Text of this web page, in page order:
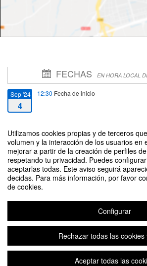
Utilizamos cookies propias y de terceros
volumen y la interacción de los usuarios en
mejorar a partir de la creación de perfiles
respetando tu privacidad. Puedes
aceptarlas todas. Este aviso seguirá
decidas. Para más información, por favor
de cookies.
Configurar
Rechazar todas las
Aceptar todas las
FECHAS EN HORA LOCAL
Sep '24
4
12:30 Fecha de inicio
Sep '24
4
Copyright © 2026